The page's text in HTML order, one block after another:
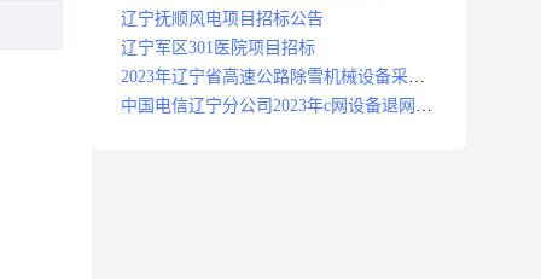
辽宁抚顺风电项目招标公告
辽宁军区301医院项目招标
2023年辽宁省高速公路除雪机械设备采购
项目招标招标公告
中国电信辽宁分公司2023年c网设备退网拆